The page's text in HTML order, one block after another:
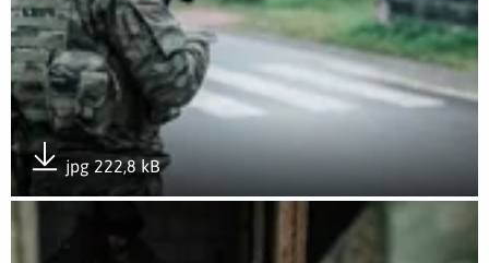
jpg 222,8 kB
Pobierz załącznik
Otwórz załącznik #SilneWparcie w rejonie przygranicznym